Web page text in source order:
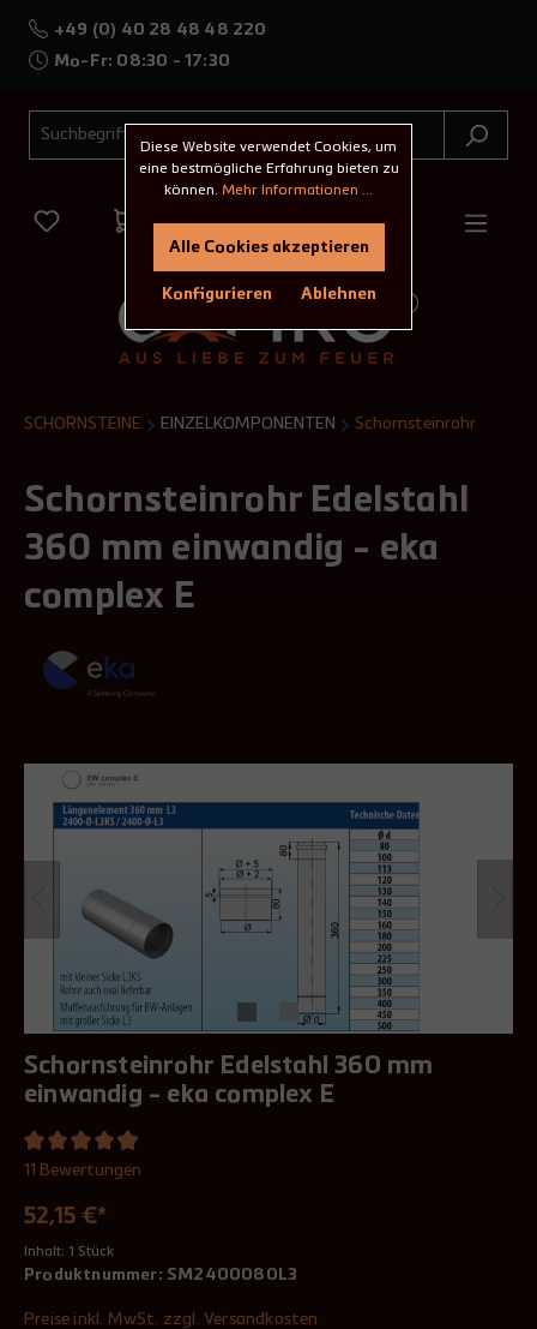
+49 (0) 40 28 48 48 220
Mo-Fr: 08:30 - 17:30
SCHORNSTEINE EINZELKOMPONENTEN Schornsteinrohr
Schornsteinrohr Edelstahl
360 mm einwandig - eka
complex E
Schornsteinrohr Edelstahl 360 mm
einwandig - eka complex E
11 Bewertungen
52,15 €*
Inhalt: 1 Stück
Produktnummer: SM2400080L3
Preise inkl. MwSt. zzgl. Versandkosten
Diese Website verwendet Cookies, um
eine bestmögliche Erfahrung bieten zu
können. Mehr Informationen ...
Ablehnen
Konfigurieren
Alle Cookies akzeptieren